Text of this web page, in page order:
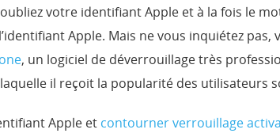
votre identifiant Apple et à la fois le
Apple. Mais ne vous inquiétez pas,
, un logiciel de déverrouillage très
il reçoit la popularité des utilisateurs
Apple et contourner verrouillage